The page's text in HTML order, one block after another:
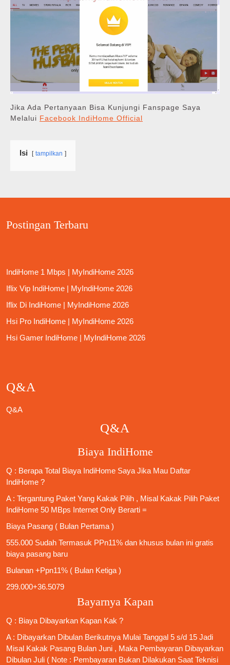
Jika Ada Pertanyaan Bisa Kunjungi Fanspage Saya
Melalui Facebook IndiHome Official
Isi tampilkan
Postingan Terbaru
IndiHome 1 Mbps | MyIndiHome 2026
Iflix Vip IndiHome | MyIndiHome 2026
Iflix Di IndiHome | MyIndiHome 2026
Hsi Pro IndiHome | MyIndiHome 2026
Hsi Gamer IndiHome | MyIndiHome 2026
Q&A
Q&A
Q&A
Biaya IndiHome
Q : Berapa Total Biaya IndiHome Saya Jika Mau Daftar
IndiHome ?
A : Tergantung Paket Yang Kakak Pilih , Misal Kakak Pilih Paket
IndiHome 50 MBps Internet Only Berarti =
Biaya Pasang ( Bulan Pertama )
555.000 Sudah Termasuk PPn11% dan khusus bulan ini gratis
biaya pasang baru
Bulanan +Ppn11% ( Bulan Ketiga )
299.000+36.5079
Bayarnya Kapan
Q : Biaya Dibayarkan Kapan Kak ?
A : Dibayarkan Dibulan Berikutnya Mulai Tanggal 5 s/d 15 Jadi
Misal Kakak Pasang Bulan Juni , Maka Pembayaran Dibayarkan
Dibulan Juli ( Note : Pembayaran Bukan Dilakukan Saat Teknisi